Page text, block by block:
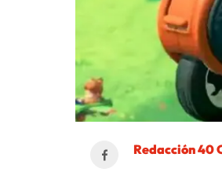
Redacción 40